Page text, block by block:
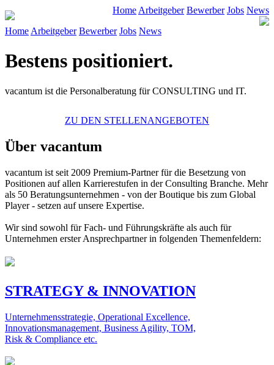
Home Arbeitgeber Bewerber Jobs News
Home Arbeitgeber Bewerber Jobs News
Bestens positioniert.
vacantum ist die Personalberatung für CONSULTING und IT.
ZU DEN STELLENANGEBOTEN
Über vacantum
vacantum ist seit 2009 Premium-Partner für die Besetzung von
Positionen auf allen Karrierestufen in der Consulting Branche. Mehr
als 50 Beratungsunternehmen - von der Boutique bis zum Global
Player - setzen auf unsere Expertise.
Wir sind sowohl für Fach- und Führungskräfte als auch für
Unternehmen erster Ansprechpartner in folgenden Themenfeldern:
STRATEGY & INNOVATION
Unternehmensstrategie, Operational Excellence,
Innovationsmanagement, Business Agility, TOM,
Risk & Compliance etc.